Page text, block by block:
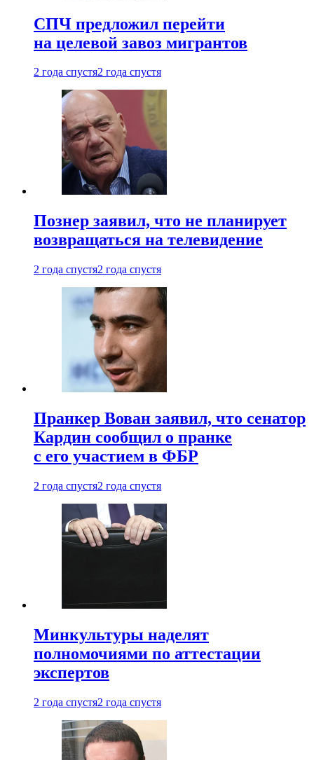
СПЧ предложил перейти
на целевой завоз мигрантов
2 года спустя2 года спустя
Познер заявил, что не планирует
возвращаться на телевидение
2 года спустя2 года спустя
Пранкер Вован заявил, что сенатор
Кардин сообщил о пранке
с его участием в ФБР
2 года спустя2 года спустя
Минкультуры наделят
полномочиями по аттестации
экспертов
2 года спустя2 года спустя